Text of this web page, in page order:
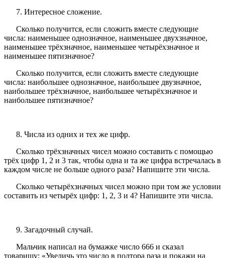
7. Интересное сложение.
Сколько получится, если сложить вместе следующие
числа: наименьшее однозначное, наименьшее двухзначное,
наименьшее трёхзначное, наименьшее четырёхзначное и
наименьшее пятизначное?
Сколько получится, если сложить вместе следующие
числа: наибольшее однозначное, наибольшее двузначное,
наибольшее трёхзначное, наибольшее четырёхзначное и
наибольшее пятизначное?
8. Числа из одних и тех же цифр.
Сколько трёхзначных чисел можно составить с помощью
трёх цифр 1, 2 и 3 так, чтобы одна и та же цифра встречалась в
каждом числе не больше одного раза? Напишите эти числа.
Сколько четырёхзначных чисел можно при том же условии
составить из четырёх цифр: 1, 2, 3 и 4? Напишите эти числа.
9. Загадочный случай.
Мальчик написал на бумажке число 666 и сказал
товарищу: «Увеличь это число в полтора раза и покажи на